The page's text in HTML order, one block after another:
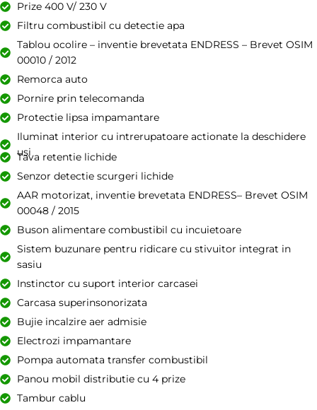
Prize 400 V/ 230 V
Filtru combustibil cu detectie apa
Tablou ocolire – inventie brevetata ENDRESS – Brevet OSIM
00010 / 2012
Remorca auto
Pornire prin telecomanda
Protectie lipsa impamantare
Iluminat interior cu intrerupatoare actionate la deschidere
usi
Tava retentie lichide
Senzor detectie scurgeri lichide
AAR motorizat, inventie brevetata ENDRESS– Brevet OSIM
00048 / 2015
Buson alimentare combustibil cu incuietoare
Sistem buzunare pentru ridicare cu stivuitor integrat in
sasiu
Instinctor cu suport interior carcasei
Carcasa superinsonorizata
Bujie incalzire aer admisie
Electrozi impamantare
Pompa automata transfer combustibil
Panou mobil distributie cu 4 prize
Tambur cablu